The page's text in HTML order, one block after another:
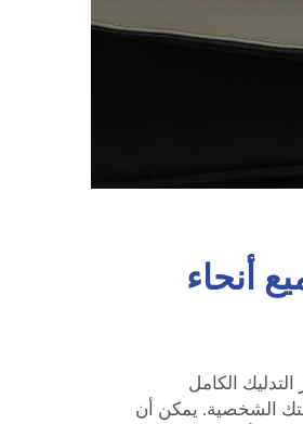
أنحاء
الكامل
الشخصية. يمكن أن